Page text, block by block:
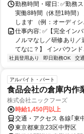
徒歩圏内で通勤しやすい
勤務時間・曜日: ✅勤務
実働8時間（休憩1時間
します （例：オーディシ
仕事内容: ✅【完全イン
ノルマなし／研修あり
てなに？】 インバウン
社員登用あり 即日勤務OK 交
アルバイト・パート
食品会社の倉庫内作
株式会社ニックフーズ
時給1,450円以上
交通・アクセス 各線｢東
東京都東京23区中野区